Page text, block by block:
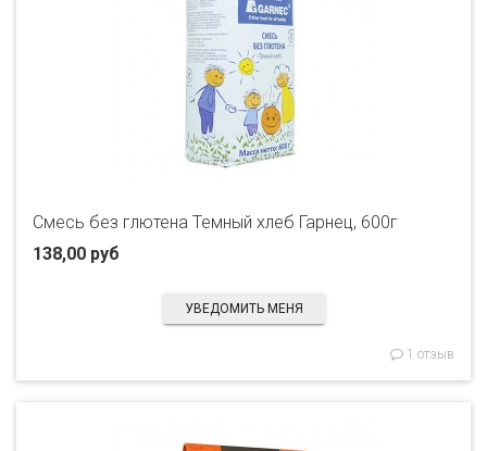
Смесь без глютена Темный хлеб Гарнец, 600г
138,00 руб
УВЕДОМИТЬ МЕНЯ
1 отзыв